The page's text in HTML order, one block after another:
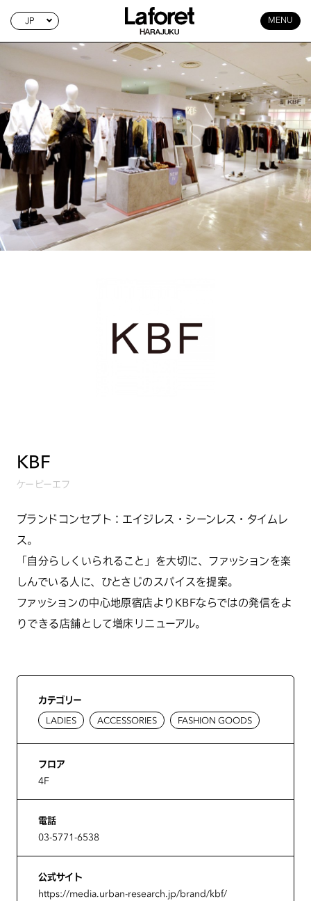
JP MENU
KBF
ケービーエフ
ブランドコンセプト：エイジレス・シーンレス・タイムレ
ス。
「自分らしくいられること」を大切に、ファッションを楽
しんでいる人に、ひとさじのスパイスを提案。
ファッションの中心地原宿店よりKBFならではの発信をよ
りできる店舗として増床リニューアル。
カテゴリー
LADIES ACCESSORIES FASHION GOODS
フロア
4F
電話
03-5771-6538
公式サイト
https://media.urban-research.jp/brand/kbf/